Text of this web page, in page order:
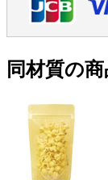
同材質の